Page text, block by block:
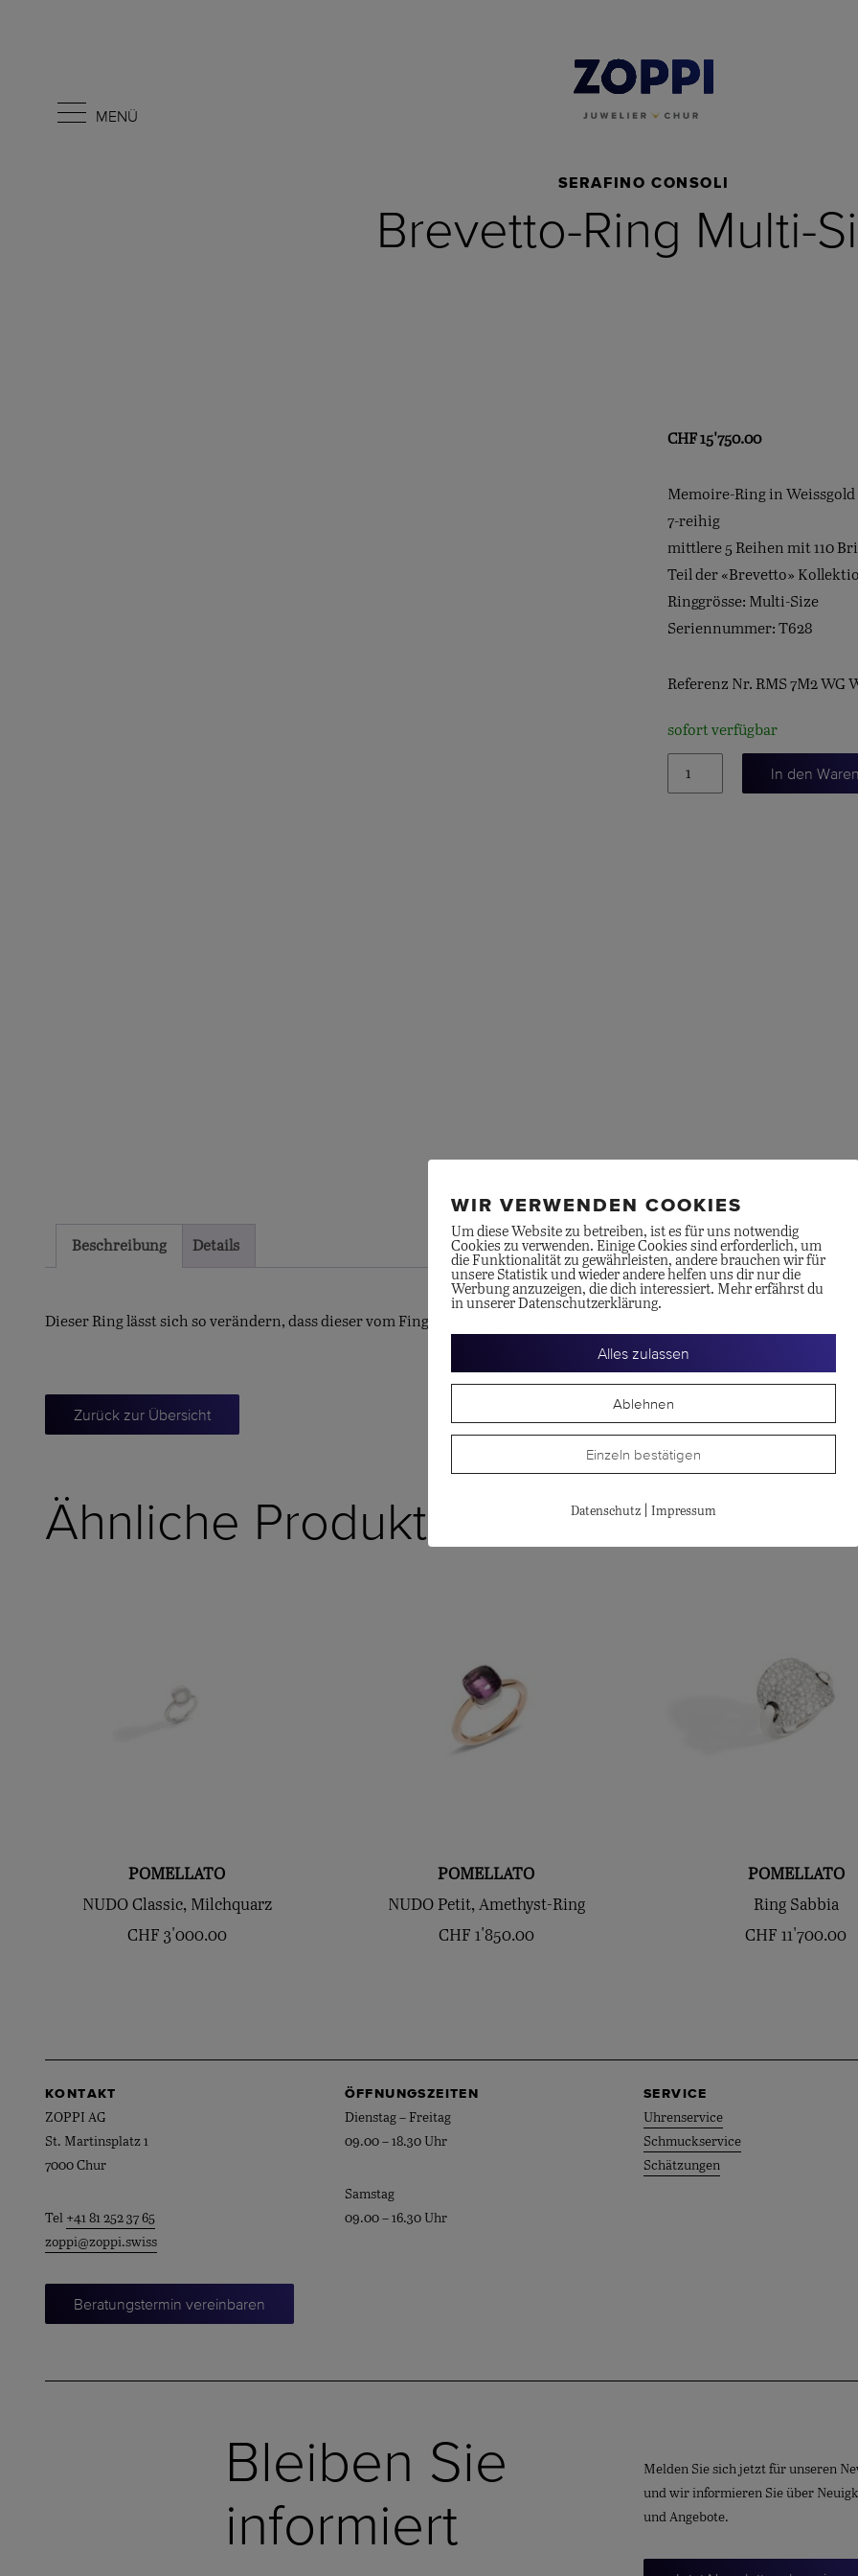
MENÜ
SERAFINO CONSOLI
Brevetto-Ring Multi-
CHF15'750.00
Memoire-Ring in Weissgold
7-reihig
mittlere 5 Reihen mit 110
Teil der «Brevetto»
Ringgrösse: Multi-Size
Seriennummer: T628
Referenz Nr. RMS 7M2 WG
sofort verfügbar
Ring
In den
Beschreibung Details
Dieser Ring lässt sich so verändern, dass dieser vom Finger eines Kindes an den eines Erwachsenen angepasst werden
Zurück zur Übersicht
Ähnliche Produkte
POMELLATO
NUDO Classic, Milchquarz
CHF 3'000.00
POMELLATO
NUDO Petit, Amethyst-Ring
CHF 1'850.00
POMELLATO
Ring Sabbia
CHF 11'700.00
KONTAKT
ZOPPI AG
St. Martinsplatz 1
7000 Chur
Tel +41 81 252 37 65
zoppi@zoppi.swiss
Beratungstermin vereinbaren
ÖFFNUNGSZEITEN
Dienstag – Freitag
09.00 – 18.30 Uhr
Samstag
09.00 – 16.30 Uhr
SERVICE
Uhrenservice
Schmuckservice
Schätzungen
Bleiben Sie
informiert
Melden Sie sich jetzt für unseren
und wir informieren Sie über
und Angebote.
WIR VERWENDEN COOKIES
Um diese Website zu betreiben, ist es für uns notwendig
Cookies zu verwenden. Einige Cookies sind erforderlich, um
die Funktionalität zu gewährleisten, andere brauchen wir für
unsere Statistik und wieder andere helfen uns dir nur die
Werbung anzuzeigen, die dich interessiert. Mehr erfährst du
in unserer Datenschutzerklärung.
Alles zulassen
Ablehnen
Einzeln bestätigen
Datenschutz Impressum